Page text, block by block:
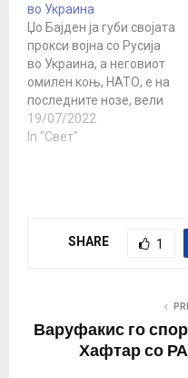
во Украина
Џо Бајден ја губи својата
прокси војна со Русија
во Украина, а неговиот
омилен коњ, НАТО, е на
последните нозе, вели
пензионираниот
армиски полковник на
што паѓа побрзо од
19/07/2022
In "Свет"
SHARE 1
Варуфакис го
Хафтар со